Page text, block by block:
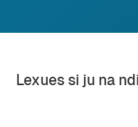
merr mbi supet e
mos ketë ndodhur
Lexues si ju na